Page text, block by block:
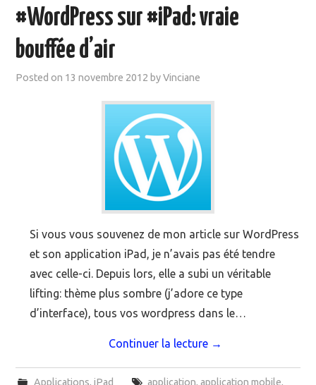
#WordPress sur #iPad: vraie
bouffée d’air
Posted on 13 novembre 2012 byVinciane
Si vous vous souvenez de mon article sur WordPress
et son application iPad, je n’avais pas été tendre
avec celle-ci. Depuis lors, elle a subi un véritable
lifting: thème plus sombre (j’adore ce type
d’interface), tous vos wordpress dans le…
Continuer la lecture →
Applications, iPad application, application mobile,